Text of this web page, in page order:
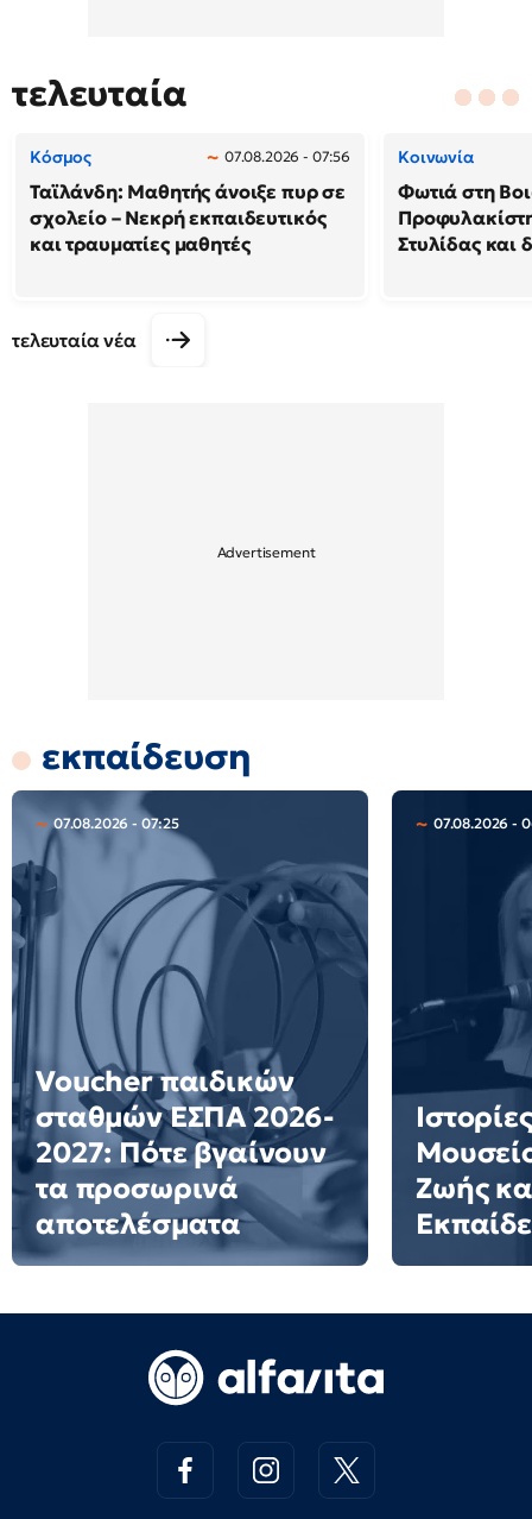
τελευταία
Κόσμος 07.08.2026 - 07:56
Ταϊλάνδη: Μαθητής άνοιξε πυρ σε
σχολείο – Νεκρή εκπαιδευτικός
και τραυματίες μαθητές
Κοινωνία
Φωτιά στη
Στυλίδας και
τελευταία νέα
εκπαίδευση
07.08.2026 - 07:25
Voucher παιδικών
σταθμών ΕΣΠΑ 2026-
2027: Πότε βγαίνουν
τα προσωρινά
αποτελέσματα
07.08.2026 -
Ζωής